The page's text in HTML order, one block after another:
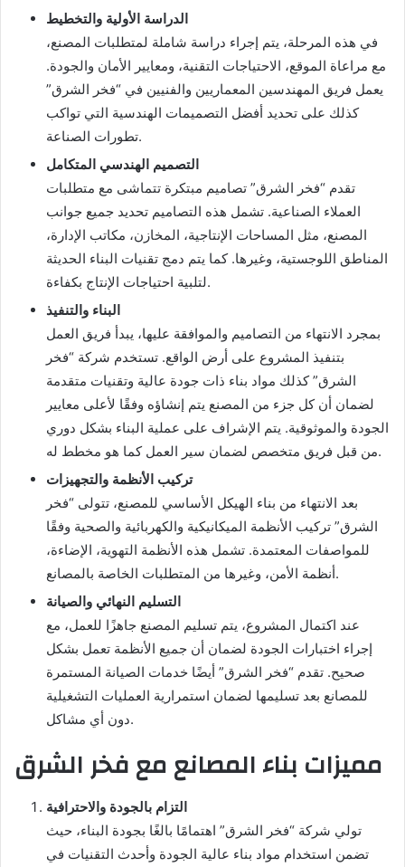
الدراسة الأولية والتخطيط
في هذه المرحلة، يتم إجراء دراسة شاملة لمتطلبات المصنع،
مع مراعاة الموقع، الاحتياجات التقنية، ومعايير الأمان والجودة.
يعمل فريق المهندسين المعماريين والفنيين في “فخر الشرق”
كذلك على تحديد أفضل التصميمات الهندسية التي تواكب
تطورات الصناعة.
التصميم الهندسي المتكامل
تقدم “فخر الشرق” تصاميم مبتكرة تتماشى مع متطلبات
العملاء الصناعية. تشمل هذه التصاميم تحديد جميع جوانب
المصنع، مثل المساحات الإنتاجية، المخازن، مكاتب الإدارة،
المناطق اللوجستية، وغيرها. كما يتم دمج تقنيات البناء الحديثة
لتلبية احتياجات الإنتاج بكفاءة.
البناء والتنفيذ
بمجرد الانتهاء من التصاميم والموافقة عليها، يبدأ فريق العمل
بتنفيذ المشروع على أرض الواقع. تستخدم شركة “فخر
الشرق” كذلك مواد بناء ذات جودة عالية وتقنيات متقدمة
لضمان أن كل جزء من المصنع يتم إنشاؤه وفقًا لأعلى معايير
الجودة والموثوقية. يتم الإشراف على عملية البناء بشكل دوري
من قبل فريق متخصص لضمان سير العمل كما هو مخطط له.
تركيب الأنظمة والتجهيزات
بعد الانتهاء من بناء الهيكل الأساسي للمصنع، تتولى “فخر
الشرق” تركيب الأنظمة الميكانيكية والكهربائية والصحية وفقًا
للمواصفات المعتمدة. تشمل هذه الأنظمة التهوية، الإضاءة،
أنظمة الأمن، وغيرها من المتطلبات الخاصة بالمصانع.
التسليم النهائي والصيانة
عند اكتمال المشروع، يتم تسليم المصنع جاهزًا للعمل، مع
إجراء اختبارات الجودة لضمان أن جميع الأنظمة تعمل بشكل
صحيح. تقدم “فخر الشرق” أيضًا خدمات الصيانة المستمرة
للمصانع بعد تسليمها لضمان استمرارية العمليات التشغيلية
دون أي مشاكل.
مميزات بناء المصانع مع فخر الشرق
التزام بالجودة والاحترافية
تولي شركة “فخر الشرق” اهتمامًا بالغًا بجودة البناء، حيث
تضمن استخدام مواد بناء عالية الجودة وأحدث التقنيات في